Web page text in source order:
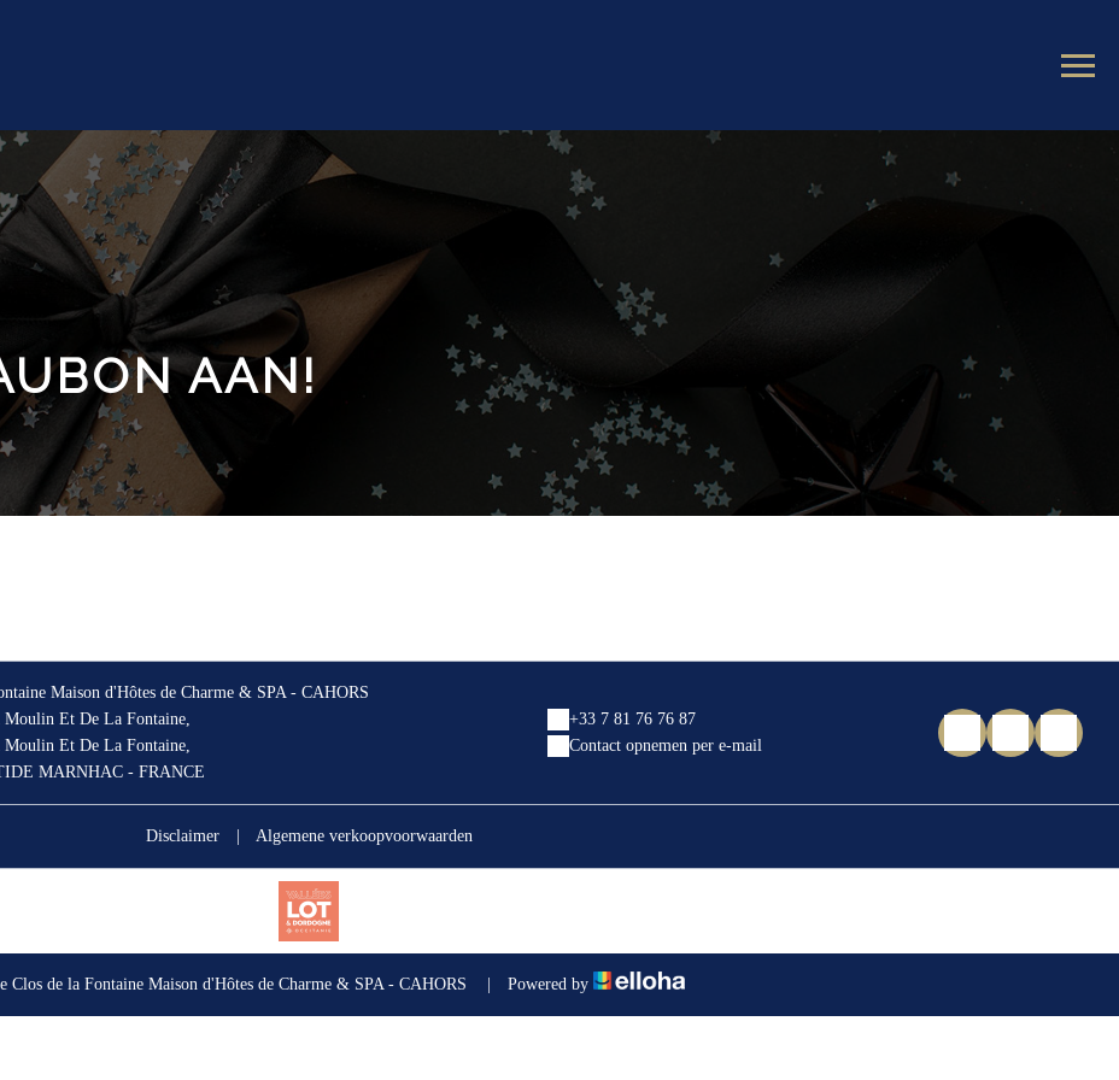
AAN!
Maison d'Hôtes de Charme & SPA - CAHORS
Moulin Et De La Fontaine,
Moulin Et De La Fontaine,
MARNHAC - FRANCE
+33 7 81 76 76 87
Contact opnemen per e-mail
Disclaimer Algemene verkoopvoorwaarden
Clos de la Fontaine Maison d'Hôtes de Charme & SPA - CAHORS Powered by